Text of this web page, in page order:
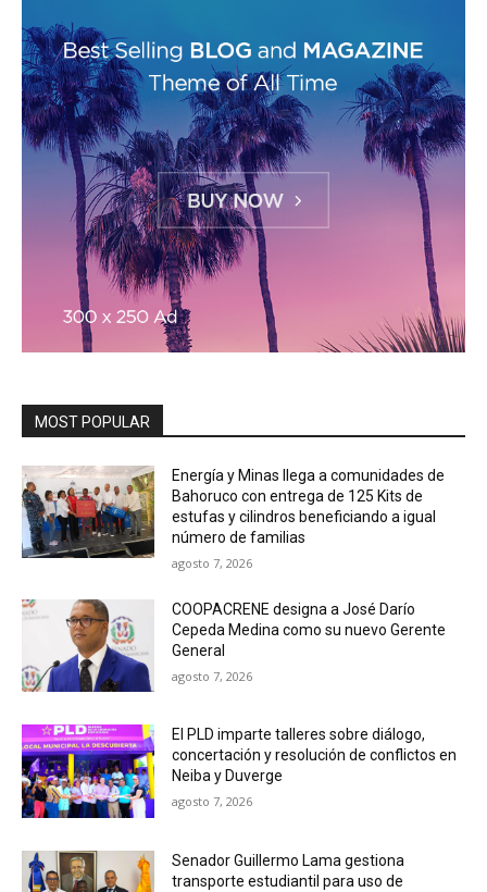
MOST POPULAR
Energía y Minas llega a comunidades de
Bahoruco con entrega de 125 Kits de
estufas y cilindros beneficiando a igual
número de familias
agosto 7, 2026
COOPACRENE designa a José Darío
Cepeda Medina como su nuevo Gerente
General
agosto 7, 2026
El PLD imparte talleres sobre diálogo,
concertación y resolución de conflictos en
Neiba y Duverge
agosto 7, 2026
Senador Guillermo Lama gestiona
transporte estudiantil para uso de